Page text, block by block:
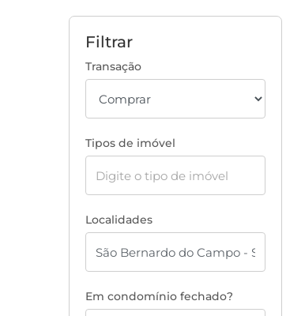
Filtrar
Transação
Tipos de imóvel
Localidades
Em condomínio fechado?